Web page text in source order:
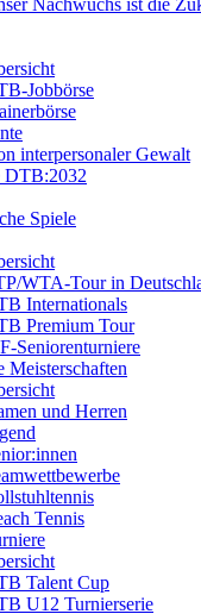
Nachwuchs ist die
Jobbörse
interpersonaler Gewalt
DTB:2032
Spiele
WTA-Tour in
Internationals
Premium Tour
Seniorenturniere
Meisterschaften
und Herren
Tennis
Talent Cup
U12 Turnierserie